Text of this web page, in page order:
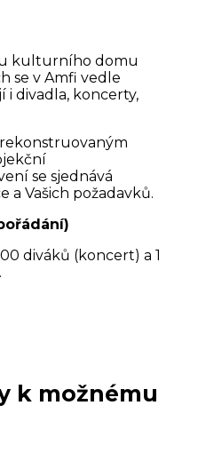
kulturního domu
se v Amfi vedle
i divadla, koncerty,
se sjednává
a Vašich požadavků.
diváků (koncert) a 1
k možnému